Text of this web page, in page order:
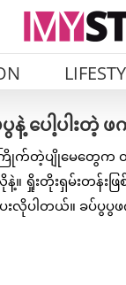
ါ့ပါးတဲ့ ဖက်
က်တဲ့ပျိုမေတွေက ထူ
တိုးရှမ်းတန်းဖြ
လိုပါတယ်။ ခပ်ပွပွဖ